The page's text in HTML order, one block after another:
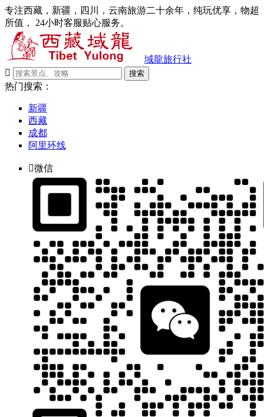
专注西藏，新疆，四川，云南旅游二十余年，纯玩优享，物超
所值， 24小时客服贴心服务。
域龍旅行社

搜索
热门搜索：
新疆
西藏
成都
阿里环线
微信